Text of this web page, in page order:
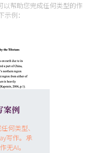
以帮助您完成任何类型的作
例：
案例
何类型、
写作。承
无AI。